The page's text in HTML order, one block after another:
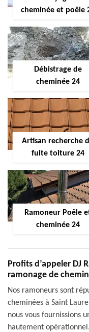
cheminée et poêle
Débistrage de
cheminée 24
Artisan recherche
fuite toiture 24
Ramoneur Poêle
cheminée 24
Profits d’appeler DJ
ramonage de
Nos ramoneurs sont
cheminées à Saint
nous vous fournissions
hautement